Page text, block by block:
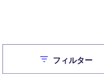
Closeフィルター